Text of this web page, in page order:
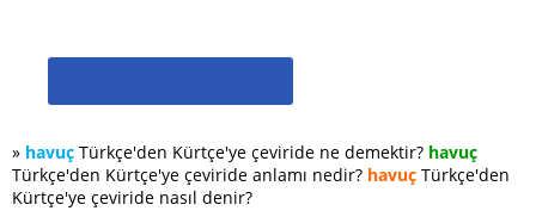
» havuç Türkçe'den Kürtçe'ye çeviride ne demektir? havuç
Türkçe'den Kürtçe'ye çeviride anlamı nedir? havuç Türkçe'den
Kürtçe'ye çeviride nasıl denir?